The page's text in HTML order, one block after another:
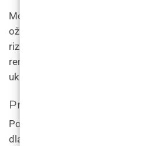
Mogu se pojaviti ozbiljnije
ožiljaka i promjena
rizici sveli na najmanju moguću
renomiranog praktičara koji
uklanjanju dlaka i koristi
Priprema za lasersko
Pojedinci bi se trebali
dlaka izbjegavajući izlaganje